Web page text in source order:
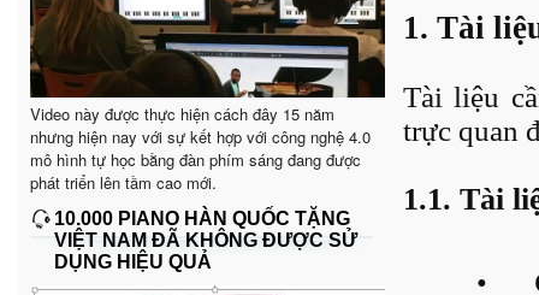
Video này được thực hiện cách đây 15 năm
nhưng hiện nay với sự kết hợp với công nghệ 4.0
mô hình tự học bằng đàn phím sáng đang được
phát triển lên tầm cao mới.
10.000 PIANO HÀN QUỐC TẶNG
VIỆT NAM ĐÃ KHÔNG ĐƯỢC SỬ
DỤNG HIỆU QUẢ
1. Tài
Tài liệu
trực quan
1.1. Tài
•